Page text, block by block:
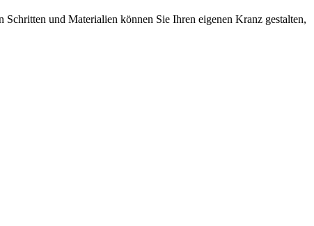
und Materialien können Sie Ihren eigenen Kranz gestalten,